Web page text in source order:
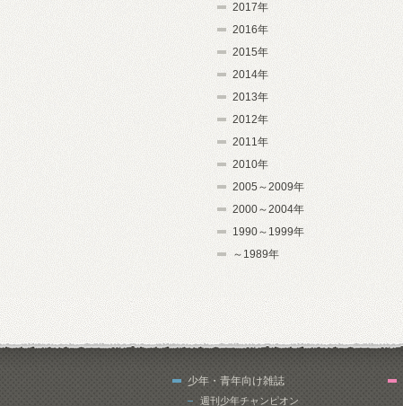
2017年
2016年
2015年
2014年
2013年
2012年
2011年
2010年
2005～2009年
2000～2004年
1990～1999年
～1989年
少年・青年向け雑誌
週刊少年チャンピオン